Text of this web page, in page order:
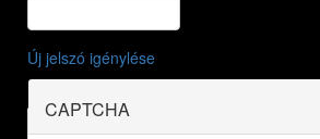
Új jelszó igénylése
CAPTCHA